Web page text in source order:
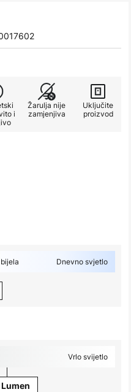
i
Žarulja nije
zamjenjiva
Uključite
proizvod
Dnevno svjetlo
Vrlo svijetlo